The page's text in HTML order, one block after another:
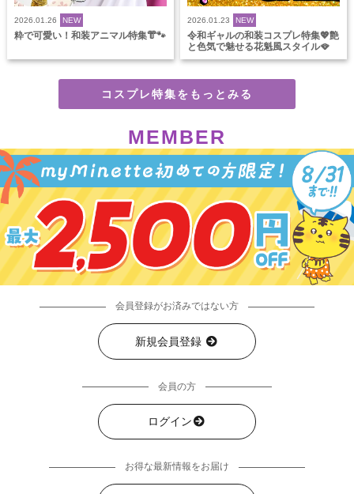
2026.01.26 NEW
粋で可愛い！和装アニマル特集👘🐾
2026.01.23 NEW
令和ギャルの和装コスプレ特集💖艶
と色気で魅せる花魁風スタイル🪭
コスプレ特集をもっとみる
MEMBER
会員登録がお済みではない方
新規会員登録
会員の方
ログイン
お得な最新情報をお届け